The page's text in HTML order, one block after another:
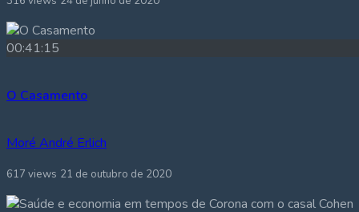
00:41:15
O Casamento
Moré André Erlich
617 views 21 de outubro de 2020